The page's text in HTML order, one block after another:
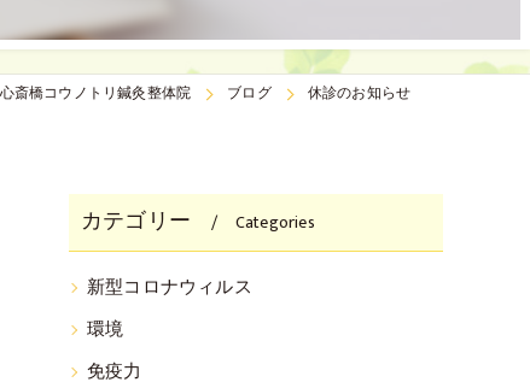
斎橋コウノトリ鍼灸整体院 ブログ 休診のお知らせ
カテゴリー Categories
新型コロナウィルス
環境
免疫力